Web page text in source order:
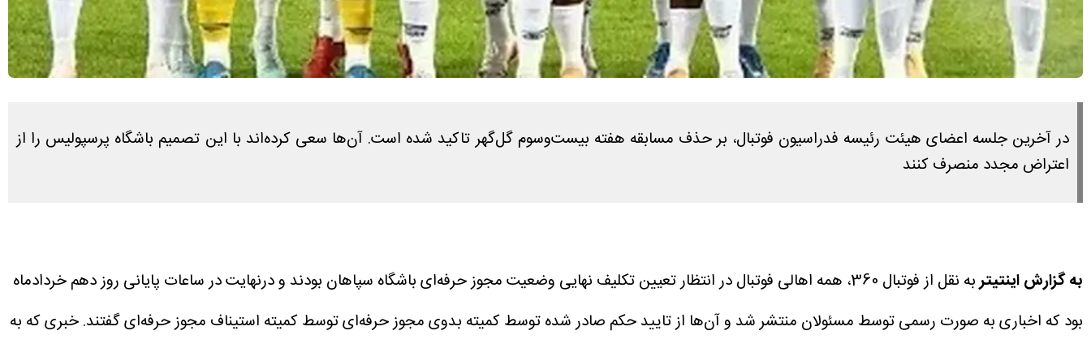
در آخرین جلسه اعضای هیئت رئیسه فدراسیون فوتبال، بر حذف مسابقه هفته بیست‌وسوم گل‌گهر تاکید شده است. آن‌ها سعی کرده‌اند با این تصمیم باشگاه پرسپولیس را از
اعتراض مجدد منصرف کنند
به گزارش اینتیتر
به نقل از فوتبال 360، همه اهالی فوتبال در انتظار تعیین تکلیف نهایی وضعیت مجوز حرفه‌ای باشگاه سپاهان بودند و درنهایت در ساعات پایانی روز دهم خردادماه
بود که اخباری به صورت رسمی توسط مسئولان منتشر شد و آن‌ها از تایید حکم صادر شده توسط کمیته بدوی مجوز حرفه‌ای توسط کمیته استیناف مجوز حرفه‌ای گفتند. خبری که به